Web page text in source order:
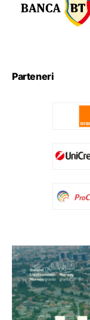
Parteneri